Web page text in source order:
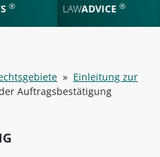
® LAWADVICE ®
» Einleitung zur
Auftragsbestätigung